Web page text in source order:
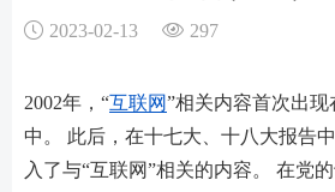
2023-02-13 297
2002年，“互联网”相关内容首次出
中。 此后，在十七大、十八大报告
入了与“互联网”相关的内容。 在党